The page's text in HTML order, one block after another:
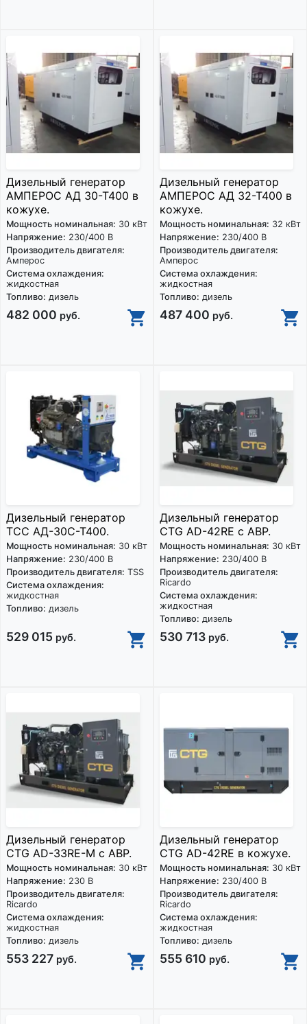
Дизельный генератор
АМПЕРОС АД 30-Т400 в
кожухе.
Мощность номинальная: 30 кВт
Напряжение: 230/400 В
Производитель двигателя:
Амперос
Система охлаждения:
жидкостная
Топливо: дизель
482 000 руб.
Дизельный генератор
АМПЕРОС АД 32-Т400 в
кожухе.
Мощность номинальная: 32 кВт
Напряжение: 230/400 В
Производитель двигателя:
Амперос
Система охлаждения:
жидкостная
Топливо: дизель
487 400 руб.
Дизельный генератор
ТСС АД-30С-Т400.
Мощность номинальная: 30 кВт
Напряжение: 230/400 В
Производитель двигателя: TSS
Система охлаждения:
жидкостная
Топливо: дизель
529 015 руб.
Дизельный генератор
CTG AD-42RE с АВР.
Мощность номинальная: 30 кВт
Напряжение: 230/400 В
Производитель двигателя:
Ricardo
Система охлаждения:
жидкостная
Топливо: дизель
530 713 руб.
Дизельный генератор
CTG AD-33RE-M с АВР.
Мощность номинальная: 30 кВт
Напряжение: 230 В
Производитель двигателя:
Ricardo
Система охлаждения:
жидкостная
Топливо: дизель
553 227 руб.
Дизельный генератор
CTG AD-42RE в кожухе.
Мощность номинальная: 30 кВт
Напряжение: 230/400 В
Производитель двигателя:
Ricardo
Система охлаждения:
жидкостная
Топливо: дизель
555 610 руб.